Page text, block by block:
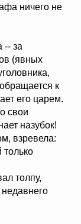
ничего не
-- за
(явных
к
его царем.
свои
назубок!
взревела:
толпу,